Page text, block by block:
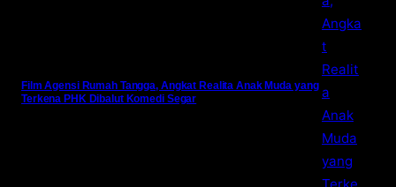
Film Agensi Rumah Tangga, Angkat Realita Anak Muda yang
Terkena PHK Dibalut Komedi Segar